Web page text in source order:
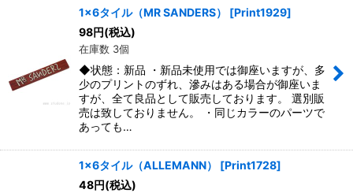
1x6タイル（MR SANDERS） [Print1929]
98円(税込)
在庫数 3個
◆状態：新品 ・新品未使用では御座いますが、多
少のプリントのずれ、滲みはある場合が御座いま
すが、全て良品として販売しております。 選別販
売は致しておりません。 ・同じカラーのパーツで
あっても…
1x6タイル（ALLEMANN） [Print1728]
48円(税込)